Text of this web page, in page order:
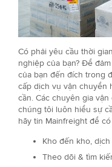
Có phải yêu cầu thời
nghiệp của bạn? Để
của bạn đến đích trong
cấp dịch vụ vận chuyển
cần. Các chuyên gia
chúng tôi luôn hiểu sự
hãy tin Mainfreight để
Kho đến kho,
Theo dõi & tìm